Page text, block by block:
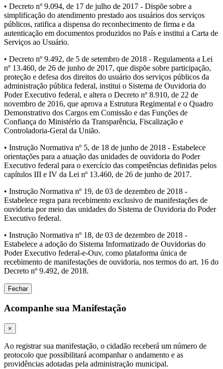
• Decreto nº 9.094, de 17 de julho de 2017 - Dispõe sobre a
simplificação do atendimento prestado aos usuários dos serviços
públicos, ratifica a dispensa do reconhecimento de firma e da
autenticação em documentos produzidos no País e institui a Carta de
Serviços ao Usuário.
• Decreto nº 9.492, de 5 de setembro de 2018 - Regulamenta a Lei
nº 13.460, de 26 de junho de 2017, que dispõe sobre participação,
proteção e defesa dos direitos do usuário dos serviços públicos da
administração pública federal, institui o Sistema de Ouvidoria do
Poder Executivo federal, e altera o Decreto nº 8.910, de 22 de
novembro de 2016, que aprova a Estrutura Regimental e o Quadro
Demonstrativo dos Cargos em Comissão e das Funções de
Confiança do Ministério da Transparência, Fiscalização e
Controladoria-Geral da União.
• Instrução Normativa nº 5, de 18 de junho de 2018 - Estabelece
orientações para a atuação das unidades de ouvidoria do Poder
Executivo federal para o exercício das competências definidas pelos
capítulos III e IV da Lei nº 13.460, de 26 de junho de 2017.
• Instrução Normativa nº 19, de 03 de dezembro de 2018 -
Estabelece regra para recebimento exclusivo de manifestações de
ouvidoria por meio das unidades do Sistema de Ouvidoria do Poder
Executivo federal.
• Instrução Normativa nº 18, de 03 de dezembro de 2018 -
Estabelece a adoção do Sistema Informatizado de Ouvidorias do
Poder Executivo federal-e-Ouv, como plataforma única de
recebimento de manifestações de ouvidoria, nos termos do art. 16 do
Decreto nº 9.492, de 2018.
Fechar
Acompanhe sua Manifestação
×
Ao registrar sua manifestação, o cidadão receberá um número de
protocolo que possibilitará acompanhar o andamento e as
providências adotadas pela administração municipal.